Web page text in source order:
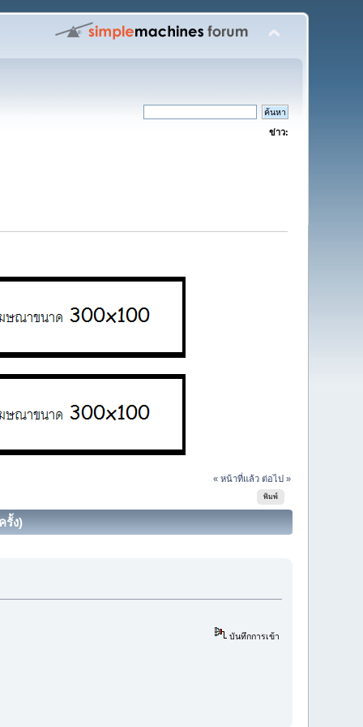
ข่าว:
« หน้าที่แล้ว ต่อไป »
พิมพ์
รั้ง)
บันทึกการเข้า